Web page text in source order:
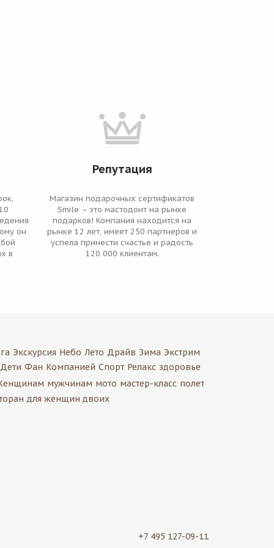
он
в
Репутация
Магазин подарочных сертификатов
Smile – это мастодонт на рынке
подарков! Компания находится на
рынке 12 лет, имеет 250 партнеров и
успела принести счастье и радость
120 000 клиентам.
Экскурсия Небо Лето Драйв Зима Экстрим
Дети Фан Компанией Спорт Релакс здоровье
мужчинам мото мастер-класс полет
для женщин двоих
+7 495 127-09-11